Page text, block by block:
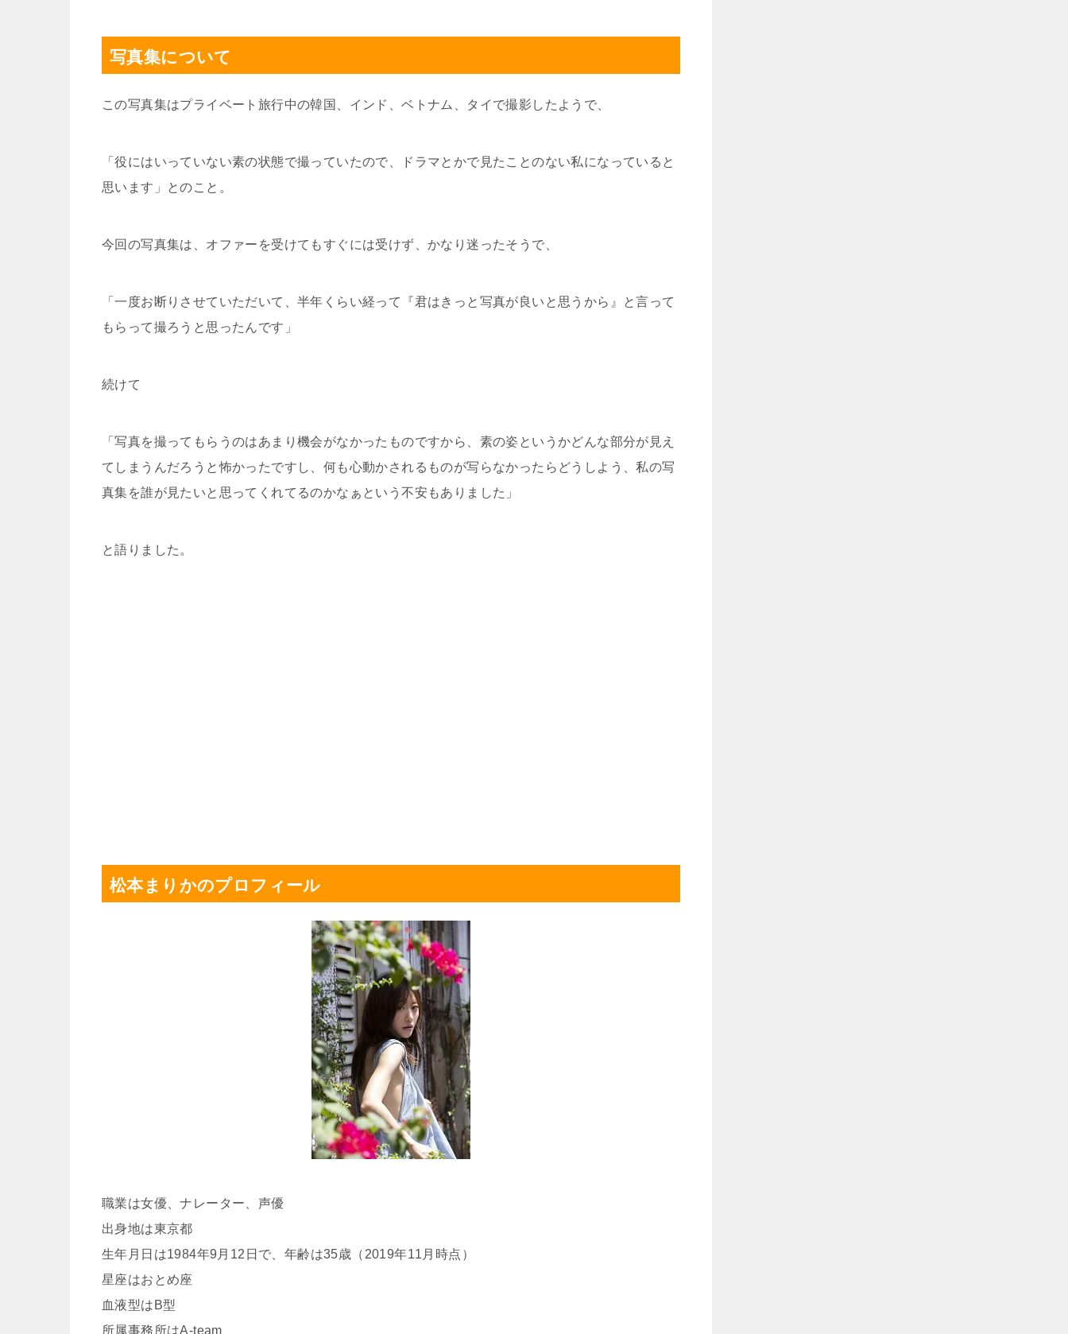
写真集について
この写真集はプライベート旅行中の韓国、インド、ベトナム、タイで撮影したようで、
「役にはいっていない素の状態で撮っていたので、ドラマとかで見たことのない私になっていると
思います」とのこと。
今回の写真集は、オファーを受けてもすぐには受けず、かなり迷ったそうで、
「一度お断りさせていただいて、半年くらい経って『君はきっと写真が良いと思うから』と言って
もらって撮ろうと思ったんです」
続けて
「写真を撮ってもらうのはあまり機会がなかったものですから、素の姿というかどんな部分が見え
てしまうんだろうと怖かったですし、何も心動かされるものが写らなかったらどうしよう、私の写
真集を誰が見たいと思ってくれてるのかなぁという不安もありました」
と語りました。
松本まりかのプロフィール
職業は女優、ナレーター、声優
出身地は東京都
生年月日は1984年9月12日で、年齢は35歳（2019年11月時点）
星座はおとめ座
血液型はB型
所属事務所はA-team